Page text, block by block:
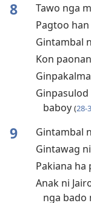
8 Tawo nga
Pagtoo
Gintambal
Kon
Ginpasulod
baboy (28-
9 Gintambal
Gintawag
Pakiana ha
Anak ni
nga bado